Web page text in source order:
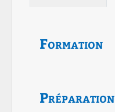
Formation
Préparation